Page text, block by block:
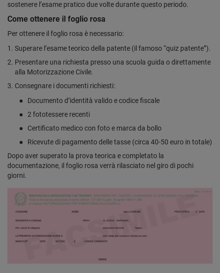
sostenere l’esame pratico due volte durante questo periodo.
Come ottenere il foglio rosa
Per ottenere il foglio rosa è necessario:
Superare l’esame teorico della patente (il famoso “quiz patente”).
Presentare una richiesta presso una scuola guida o direttamente
alla Motorizzazione Civile.
Consegnare i documenti richiesti:
Documento d’identità valido e codice fiscale
2 fototessere recenti
Certificato medico con foto e marca da bollo
Ricevute di pagamento delle tasse (circa 40-50 euro in totale)
Dopo aver superato la prova teorica e completato la
documentazione, il foglio rosa verrà rilasciato nel giro di pochi
giorni.